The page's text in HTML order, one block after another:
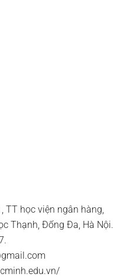
TT học viện ngân hàng,
Thạnh, Đống Đa, Hà Nội.